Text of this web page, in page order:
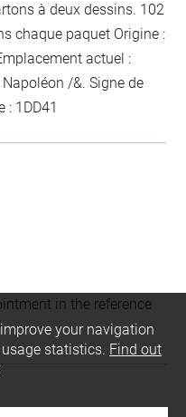
à deux dessins. 102
chaque paquet Origine :
actuel :
/&. Signe de
: 1DD41
in the reference
your navigation
statistics. Find out